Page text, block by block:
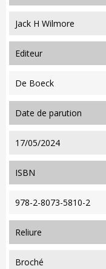
Jack H Wilmore
editeur
De Boeck
date de parution
17/05/2024
ISBN
978-2-8073-5810-2
reliure
Broché